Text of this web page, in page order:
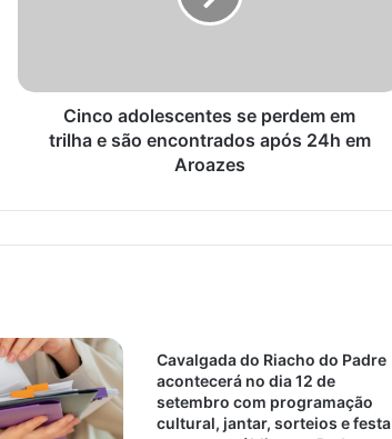
Cinco adolescentes se perdem em
trilha e são encontrados após 24h em
Aroazes
Cavalgada do Riacho do Padre
acontecerá no dia 12 de
setembro com programação
cultural, jantar, sorteios e festa